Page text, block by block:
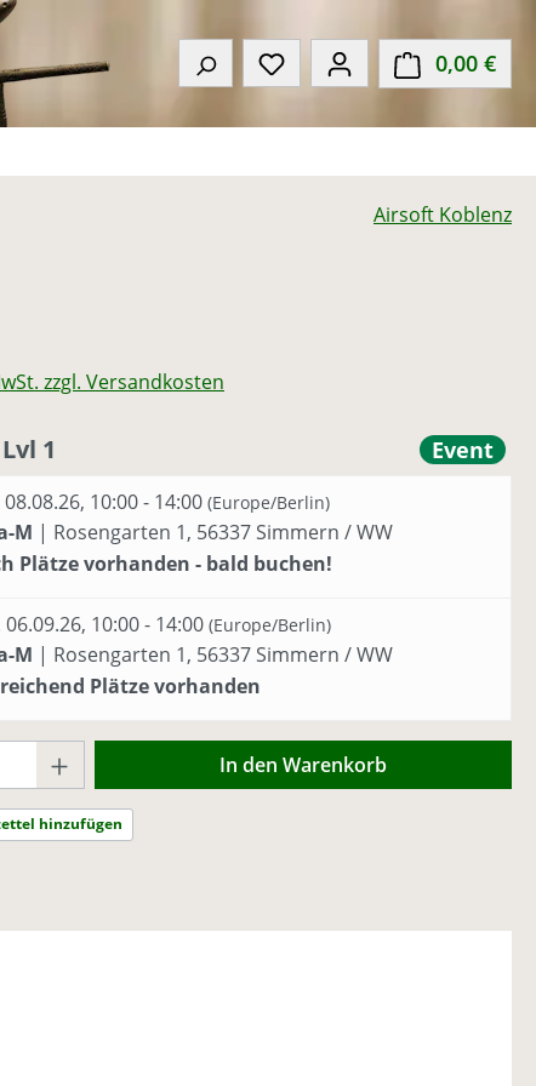
Du hast 0 Produkte auf
0,00 €
Airsoft Koblenz
zzgl. Versandkosten
1 Event
08.08.26, 10:00 - 14:00(Europe/Berlin)
M | Rosengarten 1, 56337 Simmern / WW
Plätze vorhanden - bald buchen!
06.09.26, 10:00 - 14:00(Europe/Berlin)
M | Rosengarten 1, 56337 Simmern / WW
Plätze vorhanden
Anzahl: Gib den gewünschten Wert
In den Warenkorb
hinzufügen